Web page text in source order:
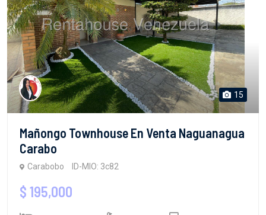
15
Mañongo Townhouse En Venta Naguanagua
Carabo
Carabobo ID-MIO: 3c82
$ 195,000